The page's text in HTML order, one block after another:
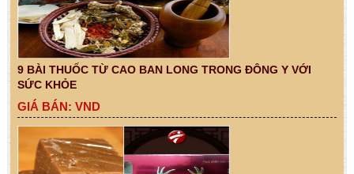
9 BÀI THUỐC TỪ CAO BAN LONG TRONG ĐÔNG Y VỚI
SỨC KHỎE
GIÁ BÁN: VND